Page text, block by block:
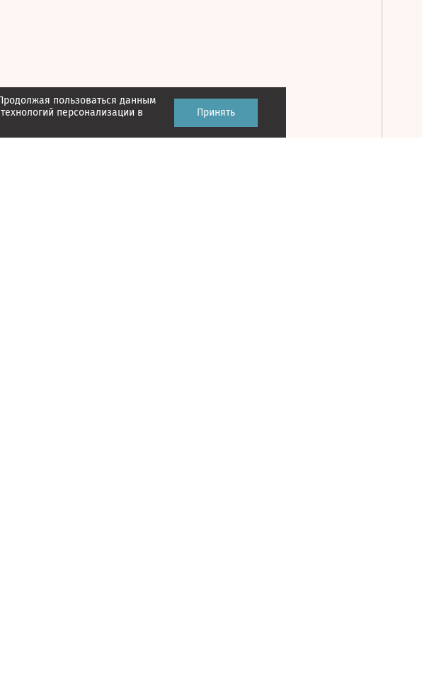
пользоваться данным
персонализации в
Принять